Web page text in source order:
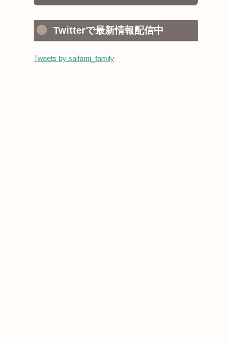
Twitterで最新情報配信中
Tweets by saifami_family